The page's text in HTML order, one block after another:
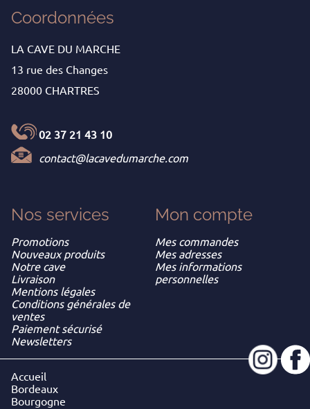
Coordonnées
LA CAVE DU MARCHE
13 rue des Changes
28000 CHARTRES
02 37 21 43 10
contact@lacavedumarche.com
Nos services
Promotions
Nouveaux produits
Notre cave
Livraison
Mentions légales
Conditions générales de
ventes
Paiement sécurisé
Newsletters
Mon compte
Mes commandes
Mes adresses
Mes informations
personnelles
Accueil
Bordeaux
Bourgogne